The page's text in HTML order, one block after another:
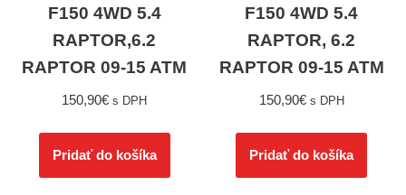
F150 4WD 5.4
RAPTOR,6.2
RAPTOR 09-15 ATM
150,90€ s DPH
Pridať do košíka
F150 4WD 5.4
RAPTOR, 6.2
RAPTOR 09-15 ATM
150,90€ s DPH
Pridať do košíka